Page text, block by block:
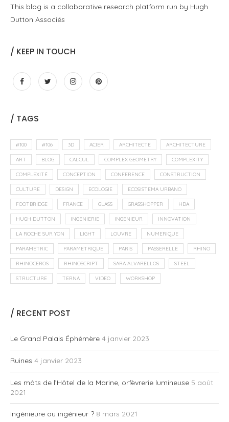
This blog is a collaborative research platform run by Hugh
Dutton Associés
/ KEEP IN TOUCH
/ TAGS
#100 #106 3D ACIER ARCHITECTE ARCHITECTURE
ART BLOG CALCUL COMPLEX GEOMETRY COMPLEXITY
COMPLEXITÉ CONCEPTION CONFERENCE CONSTRUCTION
CULTURE DESIGN ECOLOGIE ECOSISTEMA URBANO
FOOTBRIDGE FRANCE GLASS GRASSHOPPER HDA
HUGH DUTTON INGENIERIE INGENIEUR INNOVATION
LA ROCHE SUR YON LIGHT LOUVRE NUMERIQUE
PARAMETRIC PARAMETRIQUE PARIS PASSERELLE RHINO
RHINOCEROS RHINOSCRIPT SARA ALVARELLOS STEEL
STRUCTURE TERNA VIDEO WORKSHOP
/ RECENT POST
Le Grand Palais Éphémère 4 janvier 2023
Ruines 4 janvier 2023
Les mâts de l’Hôtel de la Marine, orfèvrerie lumineuse 5 août
2021
Ingénieure ou ingénieur ? 8 mars 2021